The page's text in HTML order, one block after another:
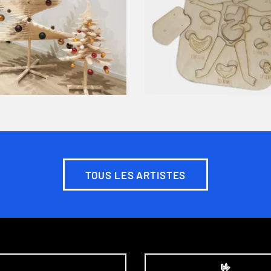
TOUS LES ARTISTES
🤟